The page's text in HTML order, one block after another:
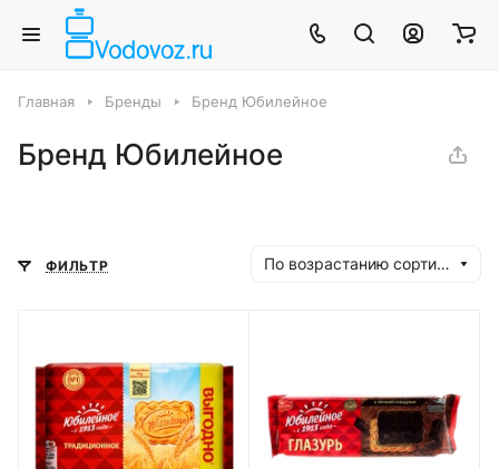
Главная Бренды Бренд Юбилейное
Бренд Юбилейное
ФИЛЬТР По возрастанию сортировки